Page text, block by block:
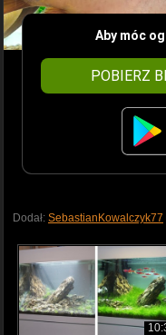
Aby móc
POBIERZ
Dodał: SebastianKowalczyk77